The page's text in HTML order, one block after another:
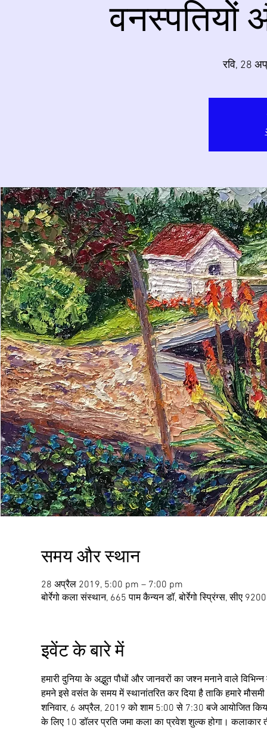
वनस्पतियों
रवि, 28
समय और स्थान
28 अप्रैल 2019, 5:00 pm – 7:00 pm
बोर्रेगो कला संस्थान, 665 पाम कैन्यन डॉ, बोर्रेगो स्प्रिंग्स, सीए
इवेंट के बारे में
हमारी दुनिया के अद्भुत पौधों और जानवरों का जश्न मनाने वाले
हमने इसे वसंत के समय में स्थानांतरित कर दिया है ताकि हमारे
शनिवार, 6 अप्रैल, 2019 को शाम 5:00 से 7:30 बजे आयोजित
के लिए 10 डॉलर प्रति जमा कला का प्रवेश शुल्क होगा। कलाकार